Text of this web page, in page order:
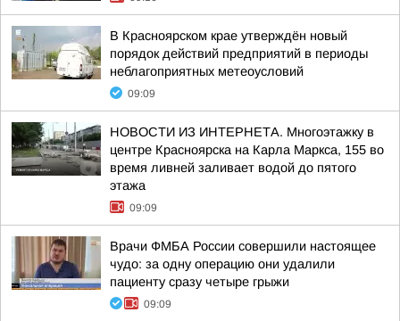
В Красноярском крае утверждён новый
порядок действий предприятий в периоды
неблагоприятных метеоусловий
09:09
НОВОСТИ ИЗ ИНТЕРНЕТА. Многоэтажку в
центре Красноярска на Карла Маркса, 155 во
время ливней заливает водой до пятого
этажа
09:09
Врачи ФМБА России совершили настоящее
чудо: за одну операцию они удалили
пациенту сразу четыре грыжи
09:09